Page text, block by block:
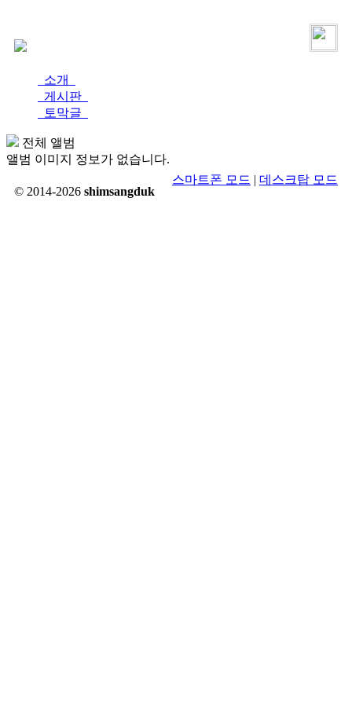
소개
게시판
토막글
전체 앨범
앨범 이미지 정보가 없습니다.
© 2014-2026 shimsangduk
스마트폰 모드 | 데스크탑 모드